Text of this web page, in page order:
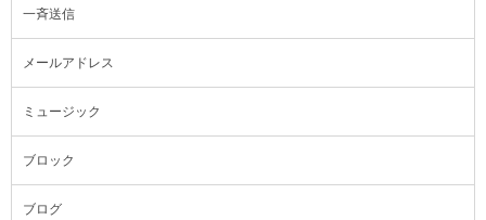
一斉送信
メールアドレス
ミュージック
ブロック
ブログ